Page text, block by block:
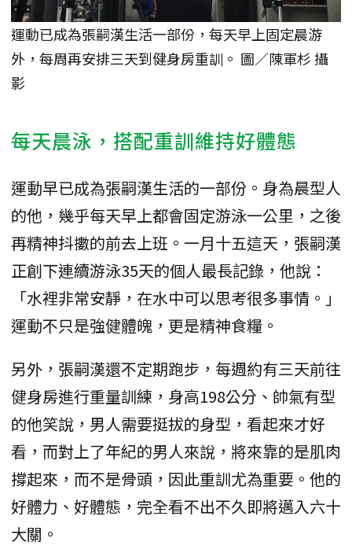
運動已成為張嗣漢生活一部份，每天早上固定晨游
外，每周再安排三天到健身房重訓。 圖／陳軍杉 攝
影
每天晨泳，搭配重訓維持好體態
運動早已成為張嗣漢生活的一部份。身為晨型人
的他，幾乎每天早上都會固定游泳一公里，之後
再精神抖擻的前去上班。一月十五這天，張嗣漢
正創下連續游泳35天的個人最長記錄，他說：
「水裡非常安靜，在水中可以思考很多事情。」
運動不只是強健體魄，更是精神食糧。
另外，張嗣漢還不定期跑步，每週約有三天前往
健身房進行重量訓練，身高198公分、帥氣有型
的他笑說，男人需要挺拔的身型，看起來才好
看，而對上了年紀的男人來說，將來靠的是肌肉
撐起來，而不是骨頭，因此重訓尤為重要。他的
好體力、好體態，完全看不出不久即將邁入六十
大關。